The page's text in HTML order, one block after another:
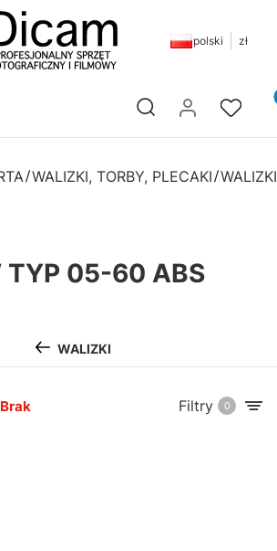
polski zł
Otwórz wyszukiwarkę
WALIZKI, TORBY, PLECAKI WALIZKI
TYP 05-60 ABS
WALIZKI
Brak Filtry 0